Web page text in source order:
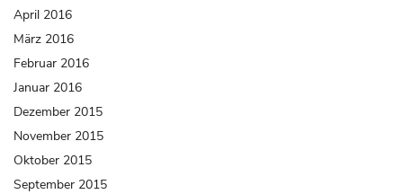
April 2016
März 2016
Februar 2016
Januar 2016
Dezember 2015
November 2015
Oktober 2015
September 2015